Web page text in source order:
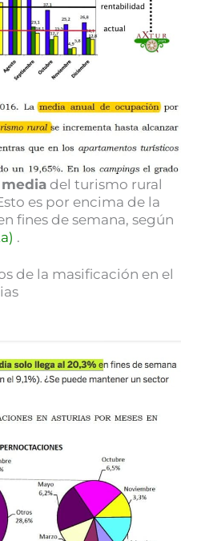
del turismo rural
es por encima de la
fines de semana, según
.
de la masificación en el